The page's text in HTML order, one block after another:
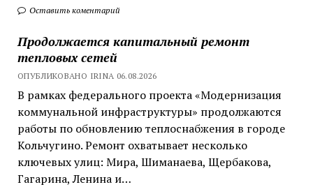
Оставить коментарий
Продолжается капитальный ремонт
тепловых сетей
ОПУБЛИКОВАНО IRINA 06.08.2026
В рамках федерального проекта «Модернизация
коммунальной инфраструктуры» продолжаются
работы по обновлению теплоснабжения в городе
Кольчугино. Ремонт охватывает несколько
ключевых улиц: Мира, Шиманаева, Щербакова,
Гагарина, Ленина и…